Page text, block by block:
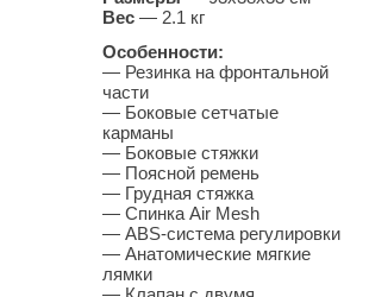
Вес — 2.1 кг
Особенности:
— Резинка на фронтальной
части
— Боковые сетчатые
карманы
— Боковые стяжки
— Поясной ремень
— Грудная стяжка
— Спинка Air Mesh
— ABS-система регулировки
— Анатомические мягкие
лямки